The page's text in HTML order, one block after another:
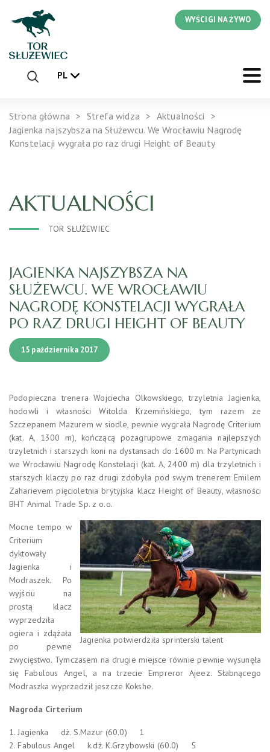
WYŚCIGI NA ŻYWO
PL
Strona główna Strefa widza
Aktualności
Jagienka najszybsza na Służewcu. We Wrocławiu Nagrodę
Konstelacji wygrała po raz drugi Height of Beauty
AKTUALNOŚCI
TOR SŁUŻEWIEC
JAGIENKA NAJSZYBSZA NA
SŁUŻEWCU. WE WROCŁAWIU
NAGRODĘ KONSTELACJI WYGRAŁA
PO RAZ DRUGI HEIGHT OF BEAUTY
15 października 2017
Podopieczna trenera Wojciecha Olkowskiego, trzyletnia Jagienka,
hodowli i własności Witolda Krzemińskiego, tym razem ze
Szczepanem Mazurem w siodle, pewnie wygrała Nagrodę Criterium
(kat. A, 1300 m), kończącą pozagrupowe zmagania najlepszych
trzyletnich i starszych koni na dystansach do 1600 m. Na Partynicach
we Wrocławiu Nagrodę Konstelacji (kat. A, 2400 m) dla trzyletnich i
starszych klaczy po raz drugi zdobyła pod swym trenerem Emilem
Zaharievem pięcioletnia brytyjska klacz Height of Beauty, własności
BHT Animal Trade Sp. z o.o.
Jagienka potwierdziła sprinterski talent
Mocne tempo w
Criterium
dyktowały
Jagienka i
Modraszek. Po
wyjściu na
prostą klacz
wyprzedziła
ogiera i zdążała
po pewne
zwycięstwo. Tymczasem na drugie miejsce równie pewnie wysunęła
się Fabulous Angel, a na trzecie Empreror Ajeez. Słabnącego
Modraszka wyprzedził jeszcze Kokshe.
Nagroda Cirterium
1. Jagienka dż. S.Mazur (60.0) 1
2. Fabulous Angel k.dż. K.Grzybowski (60.0) 5